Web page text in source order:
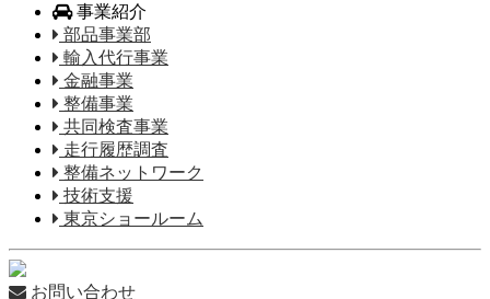
事業紹介
部品事業部
輸入代行事業
金融事業
整備事業
共同検査事業
走行履歴調査
整備ネットワーク
技術支援
東京ショールーム
お問い合わせ